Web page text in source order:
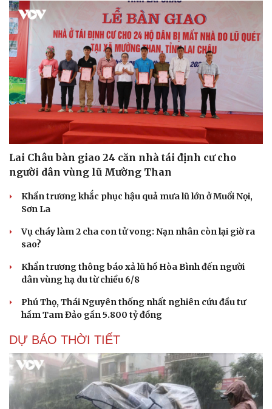
Du lịch
Tư vấn
check-in
Podcast
Cửa sổ tình yêu
Kể chuyện cho bé
Lai Châu bàn giao 24 căn nhà tái định cư cho
người dân vùng lũ Mường Than
Khẩn trương khắc phục hậu quả mưa lũ lớn ở Muổi Nọi,
Sơn La
Vụ cháy làm 2 cha con tử vong: Nạn nhân còn lại giờ ra
sao?
Khẩn trương thông báo xả lũ hồ Hòa Bình đến người
dân vùng hạ du từ chiều 6/8
Phú Thọ, Thái Nguyên thống nhất nghiên cứu đầu tư
hầm Tam Đảo gần 5.800 tỷ đồng
DỰ BÁO THỜI TIẾT